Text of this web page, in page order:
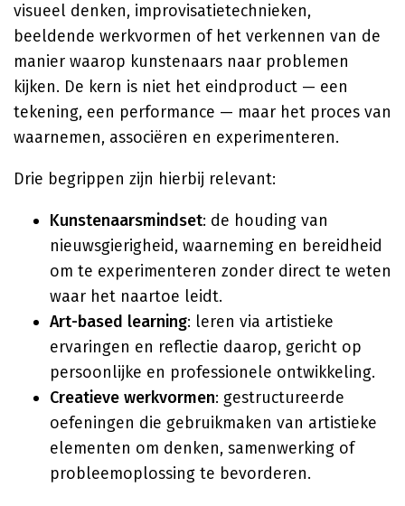
visueel denken, improvisatietechnieken,
beeldende werkvormen of het verkennen van de
manier waarop kunstenaars naar problemen
kijken. De kern is niet het eindproduct — een
tekening, een performance — maar het proces van
waarnemen, associëren en experimenteren.
Drie begrippen zijn hierbij relevant:
Kunstenaarsmindset: de houding van
nieuwsgierigheid, waarneming en bereidheid
om te experimenteren zonder direct te weten
waar het naartoe leidt.
Art-based learning: leren via artistieke
ervaringen en reflectie daarop, gericht op
persoonlijke en professionele ontwikkeling.
Creatieve werkvormen: gestructureerde
oefeningen die gebruikmaken van artistieke
elementen om denken, samenwerking of
probleemoplossing te bevorderen.